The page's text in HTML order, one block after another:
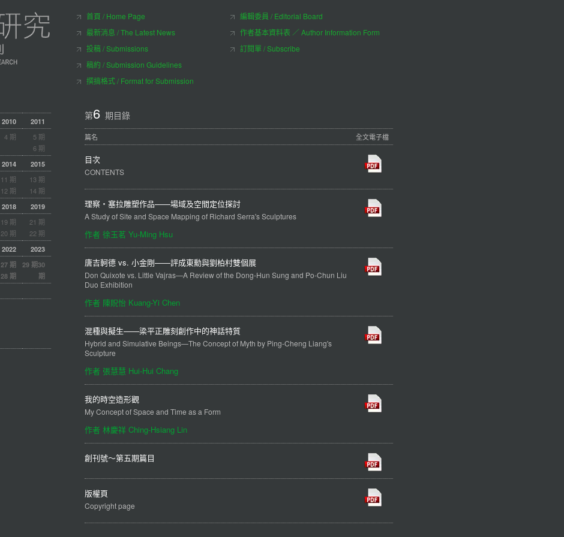
首頁 / Home Page
最新消息 / The Latest News
投稿 / Submissions
稿約 / Submission Guidelines
撰搞格式 / Format for Submission
編輯委員 / Editorial Board
作者基本資料表 ／ Author Information Form
訂閱單 / Subscribe
2010 2011
4 期
5 期
6 期
2014 2015
11 期
12 期
13 期
14 期
2018 2019
19 期
20 期
21 期
22 期
2022 2023
27 期
28 期
29 期 30
期
第6 期目錄
篇名 全文電子檔
目次
CONTENTS
理察‧塞拉雕塑作品——場域及空間定位探討
A Study of Site and Space Mapping of Richard Serra's Sculptures
作者 徐玉茗 Yu-Ming Hsu
唐吉軻德 vs. 小金剛——評成東勳與劉柏村雙個展
Don Quixote vs. Little Vajras—A Review of the Dong-Hun Sung and Po-Chun Liu
Duo Exhibition
作者 陳貺怡 Kuang-Yi Chen
混種與擬生——梁平正雕刻創作中的神話特質
Hybrid and Simulative Beings—The Concept of Myth by Ping-Cheng Liang's
Sculpture
作者 張慧慧 Hui-Hui Chang
我的時空造形觀
My Concept of Space and Time as a Form
作者 林慶祥 Ching-Hsiang Lin
創刊號～第五期篇目
版權頁
Copyright page